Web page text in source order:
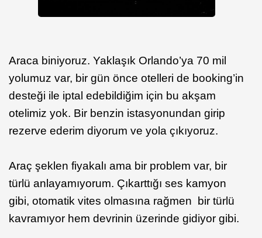
Araca biniyoruz. Yaklaşık Orlando’ya 70 mil
yolumuz var, bir gün önce otelleri de booking’in
desteği ile iptal edebildiğim için bu akşam
otelimiz yok. Bir benzin istasyonundan girip
rezerve ederim diyorum ve yola çıkıyoruz.
Araç şeklen fiyakalı ama bir problem var, bir
türlü anlayamıyorum. Çıkarttığı ses kamyon
gibi, otomatik vites olmasına rağmen bir türlü
kavramıyor hem devrinin üzerinde gidiyor gibi.